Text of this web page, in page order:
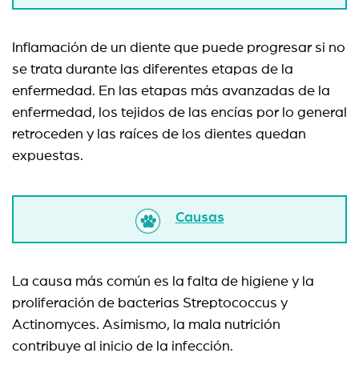
Inflamación de un diente que puede progresar si no
se trata durante las diferentes etapas de la
enfermedad. En las etapas más avanzadas de la
enfermedad, los tejidos de las encías por lo general
retroceden y las raíces de los dientes quedan
expuestas.
Causas
La causa más común es la falta de higiene y la
proliferación de bacterias Streptococcus y
Actinomyces. Asimismo, la mala nutrición
contribuye al inicio de la infección.